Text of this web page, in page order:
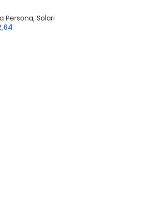
Persona, Solari